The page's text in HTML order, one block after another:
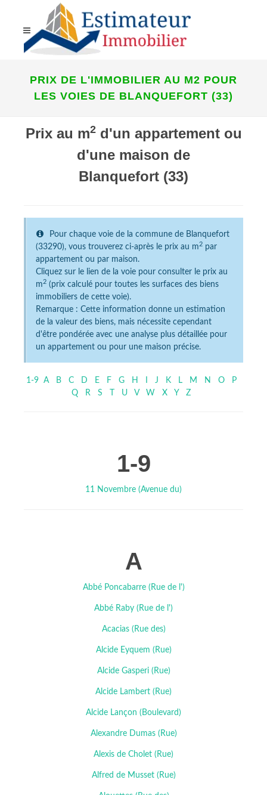
PRIX DE L'IMMOBILIER AU M2 POUR
LES VOIES DE BLANQUEFORT (33)
Prix au m2d'un appartement ou
d'une maison de
Blanquefort (33)
Pour chaque voie de la commune de Blanquefort
(33290), vous trouverez ci-après le prix au m 2 par
appartement ou par maison.
Cliquez sur le lien de la voie pour consulter le prix au
m 2 (prix calculé pour toutes les surfaces des biens
immobiliers de cette voie).
Remarque : Cette information donne un estimation
de la valeur des biens, mais nécessite cependant
d'être pondérée avec une analyse plus détaillée pour
un appartement ou pour une maison précise.
1-9 A B C D E F G H J K L M N O
P
Q
R S U V W X Y Z
1-9
11 Novembre (Avenue du)
A
Abbé Poncabarre (Rue de l')
Abbé Raby (Rue de l')
Acacias (Rue des)
Alcide Eyquem (Rue)
Alcide Gasperi (Rue)
Alcide Lambert (Rue)
Alcide Lançon (Boulevard)
Alexandre Dumas (Rue)
Alexis de Cholet (Rue)
Alfred de Musset (Rue)